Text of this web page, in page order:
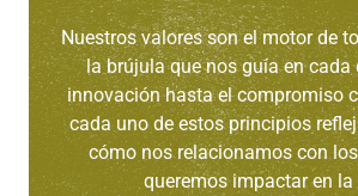
Nuestros valores son el motor de
la brújula que nos guía en cada
innovación hasta el compromiso
cada uno de estos principios
cómo nos relacionamos con
queremos impactar en